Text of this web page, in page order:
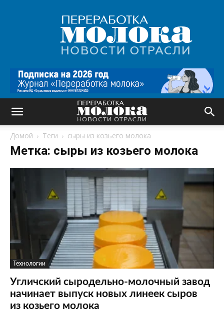
Переработка
молока
|
Новости
Домой Теги сыры из козьего молока
Метка: сыры из козьего молока
Технологии
Угличский сыродельно-молочный завод
начинает выпуск новых линеек сыров
из козьего молока